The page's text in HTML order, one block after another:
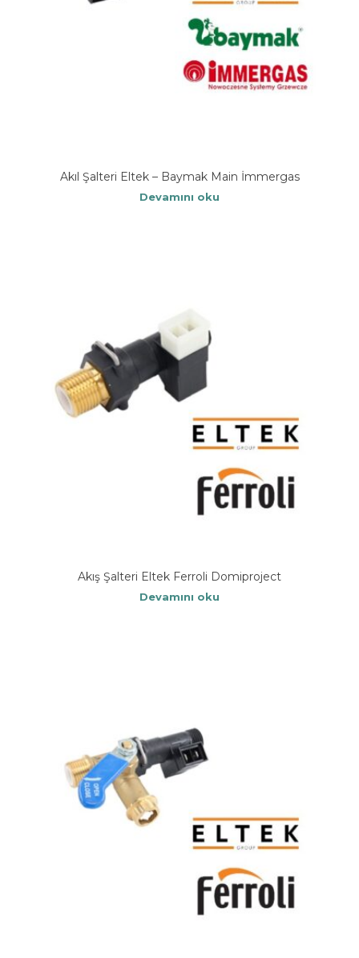
Akıl Şalteri Eltek – Baymak Main İmmergas
Devamını oku
Akış Şalteri Eltek Ferroli Domiproject
Devamını oku